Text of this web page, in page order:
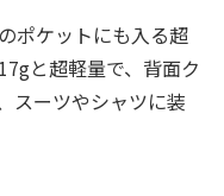
ポケットにも入る超
と超軽量で、背面ク
スーツやシャツに装